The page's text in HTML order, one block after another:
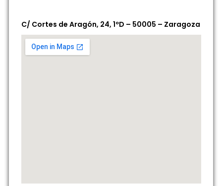
C/ Cortes de Aragón, 24, 1ºD – 50005 – Zaragoza